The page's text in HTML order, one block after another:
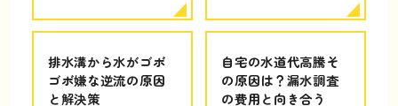
排水溝から水がゴボ
ゴボ嫌な逆流の原因
と解決策
自宅の水道代高騰そ
の原因は？漏水調査
の費用と向き合う